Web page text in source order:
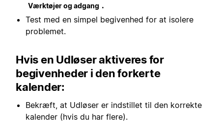
Værktøjer og adgang .
Test med en simpel begivenhed for at isolere
problemet.
Hvis en Udløser aktiveres for
begivenheder i den forkerte
kalender:
Bekræft, at Udløser er indstillet til den korrekte
kalender (hvis du har flere).